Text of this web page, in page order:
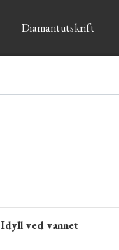
Diamantutskrift
Idyll ved vannet